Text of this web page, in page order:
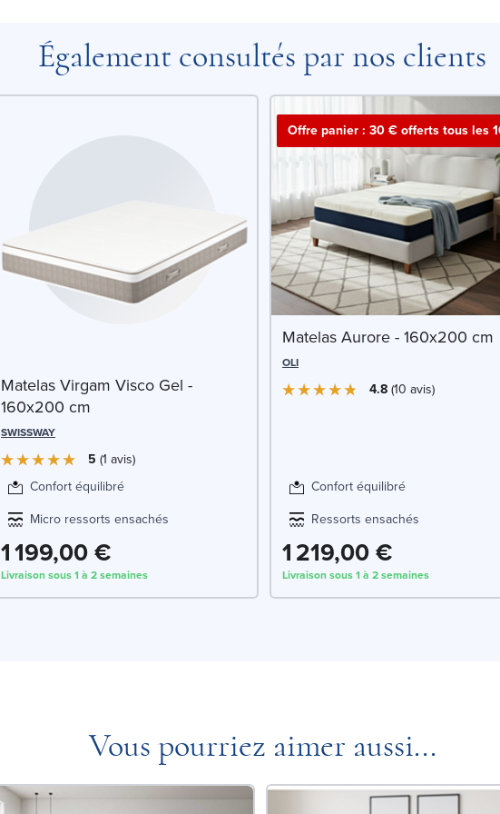
Également consultés par nos clients
Matelas Virgam Visco Gel -
160x200 cm
SWISSWAY
5 1 avis
Confort équilibré
Micro ressorts ensachés
1 199,00 €
Livraison sous 1 à 2 semaines
Offre panier : 30 € offerts tous les
Matelas Aurore - 160x200 cm
OLI
4.8 10 avis
Confort équilibré
Ressorts ensachés
1 219,00 €
Livraison sous 1 à 2 semaines
Vous pourriez aimer aussi...